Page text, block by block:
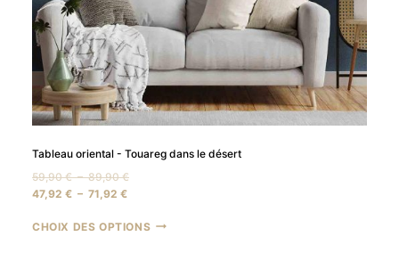
Tableau oriental - Touareg dans le désert
59,90€ – 89,90€Plage
59,90 €
47,92 € – 71,92 €Plage
prix :
CHOIX DES OPTIONS